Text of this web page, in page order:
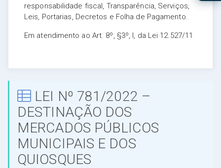
responsabilidade fiscal, Transparência, Serviços,
Leis, Portarias, Decretos e Folha de Pagamento.
Em atendimento ao Art. 8º, §3º, I, da Lei 12.527/11
LEI Nº 781/2022 –
DESTINAÇÃO DOS
MERCADOS PÚBLICOS
MUNICIPAIS E DOS
QUIOSQUES